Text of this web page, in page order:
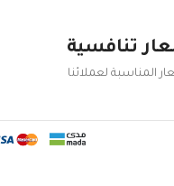
تنافسية
المناسبة لعملائنا